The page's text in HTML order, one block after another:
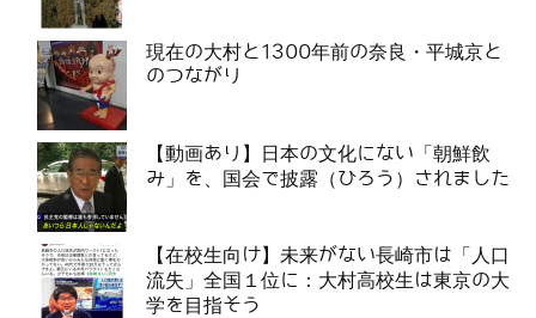
現在の大村と1300年前の奈良・平城京と
のつながり
【動画あり】日本の文化にない「朝鮮飲
み」を、国会で披露（ひろう）されました
【在校生向け】未来がない長崎市は「人口
流失」全国１位に：大村高校生は東京の大
学を目指そう